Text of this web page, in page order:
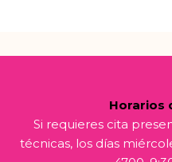
Horarios
Si requieres cita
técnicas, los días